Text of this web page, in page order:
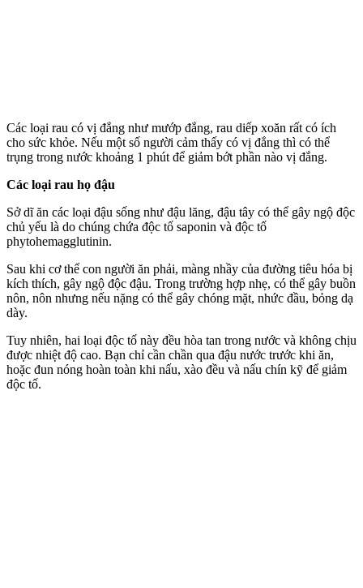
Các loại rau có vị đắng như mướp đắng, rau diếp xoăn rất có ích
cho sức khỏe. Nếu một số người cảm thấy có vị đắng thì có thể
trụng trong nước khoảng 1 phút để giảm bớt phần nào vị đắng.
Các loại rau họ đậu
Sở dĩ ăn các loại đậu sống như đậu lăng, đậu tây có thể gây ngộ độc
chủ yếu là do chúng chứa độc tố saponin và độc tố
phytohemagglutinin.
Sau khi c‌ơ th‌ể con người ăn phải, màng nhầy của đường tiêu hóa bị
kíc‌h thí‌ch, gây ngộ độc đậu. Trong trường hợp nhẹ, có thể gây buồn
nôn, nôn nhưng nếu nặng có thể gây chóng mặt, nhức đầu, bỏng dạ
dày.
Tuy nhiên, hai loại độc tố này đều hòa tan trong nước và không chịu
được nhiệt độ cao. Bạn chỉ cần chần qua đậu nước trước khi ăn,
hoặc đun nóng hoàn toàn khi nấu, xào đều và nấu chín kỹ để giảm
độc tố.